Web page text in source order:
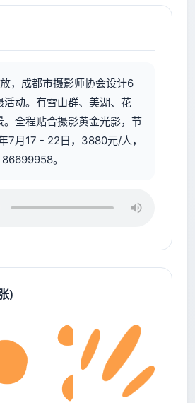
，成都市摄影师协会设计6
活动。有雪山群、美湖、花
。全程贴合摄影黄金光影，节
7月17 - 22日，3880元/人，
。
)